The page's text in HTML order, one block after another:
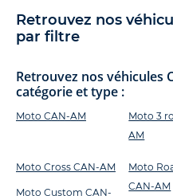
Retrouvez nos
par filtre
Retrouvez nos véhicules
catégorie et type :
Moto CAN-AM
Moto 3
AM
Moto Cross CAN-AM
Moto Custom CAN-
Moto
CAN-AM